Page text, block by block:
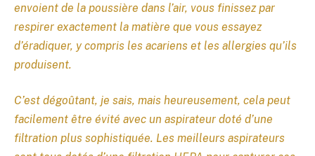
envoient de la poussière dans l’air, vous finissez par
respirer exactement la matière que vous essayez
d’éradiquer, y compris les acariens et les allergies qu’ils
produisent.
C’est dégoûtant, je sais, mais heureusement, cela peut
facilement être évité avec un aspirateur doté d’une
filtration plus sophistiquée. Les meilleurs aspirateurs